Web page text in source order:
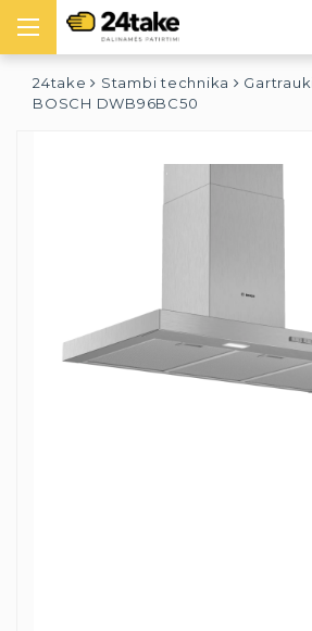
24take Stambi technika
BOSCH DWB96BC50